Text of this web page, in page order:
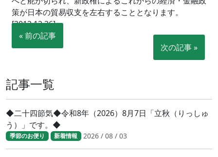
策が日本の貿易収支を左右することとなります。
[2012.12.26]
« 前の記事
次の記事 »
記事一覧
◆二十四節気◆令和8年（2026）8月7日「立秋（りっしゅ
う）」です。◆
季節のお便り 新着情報 2026 / 08 / 03